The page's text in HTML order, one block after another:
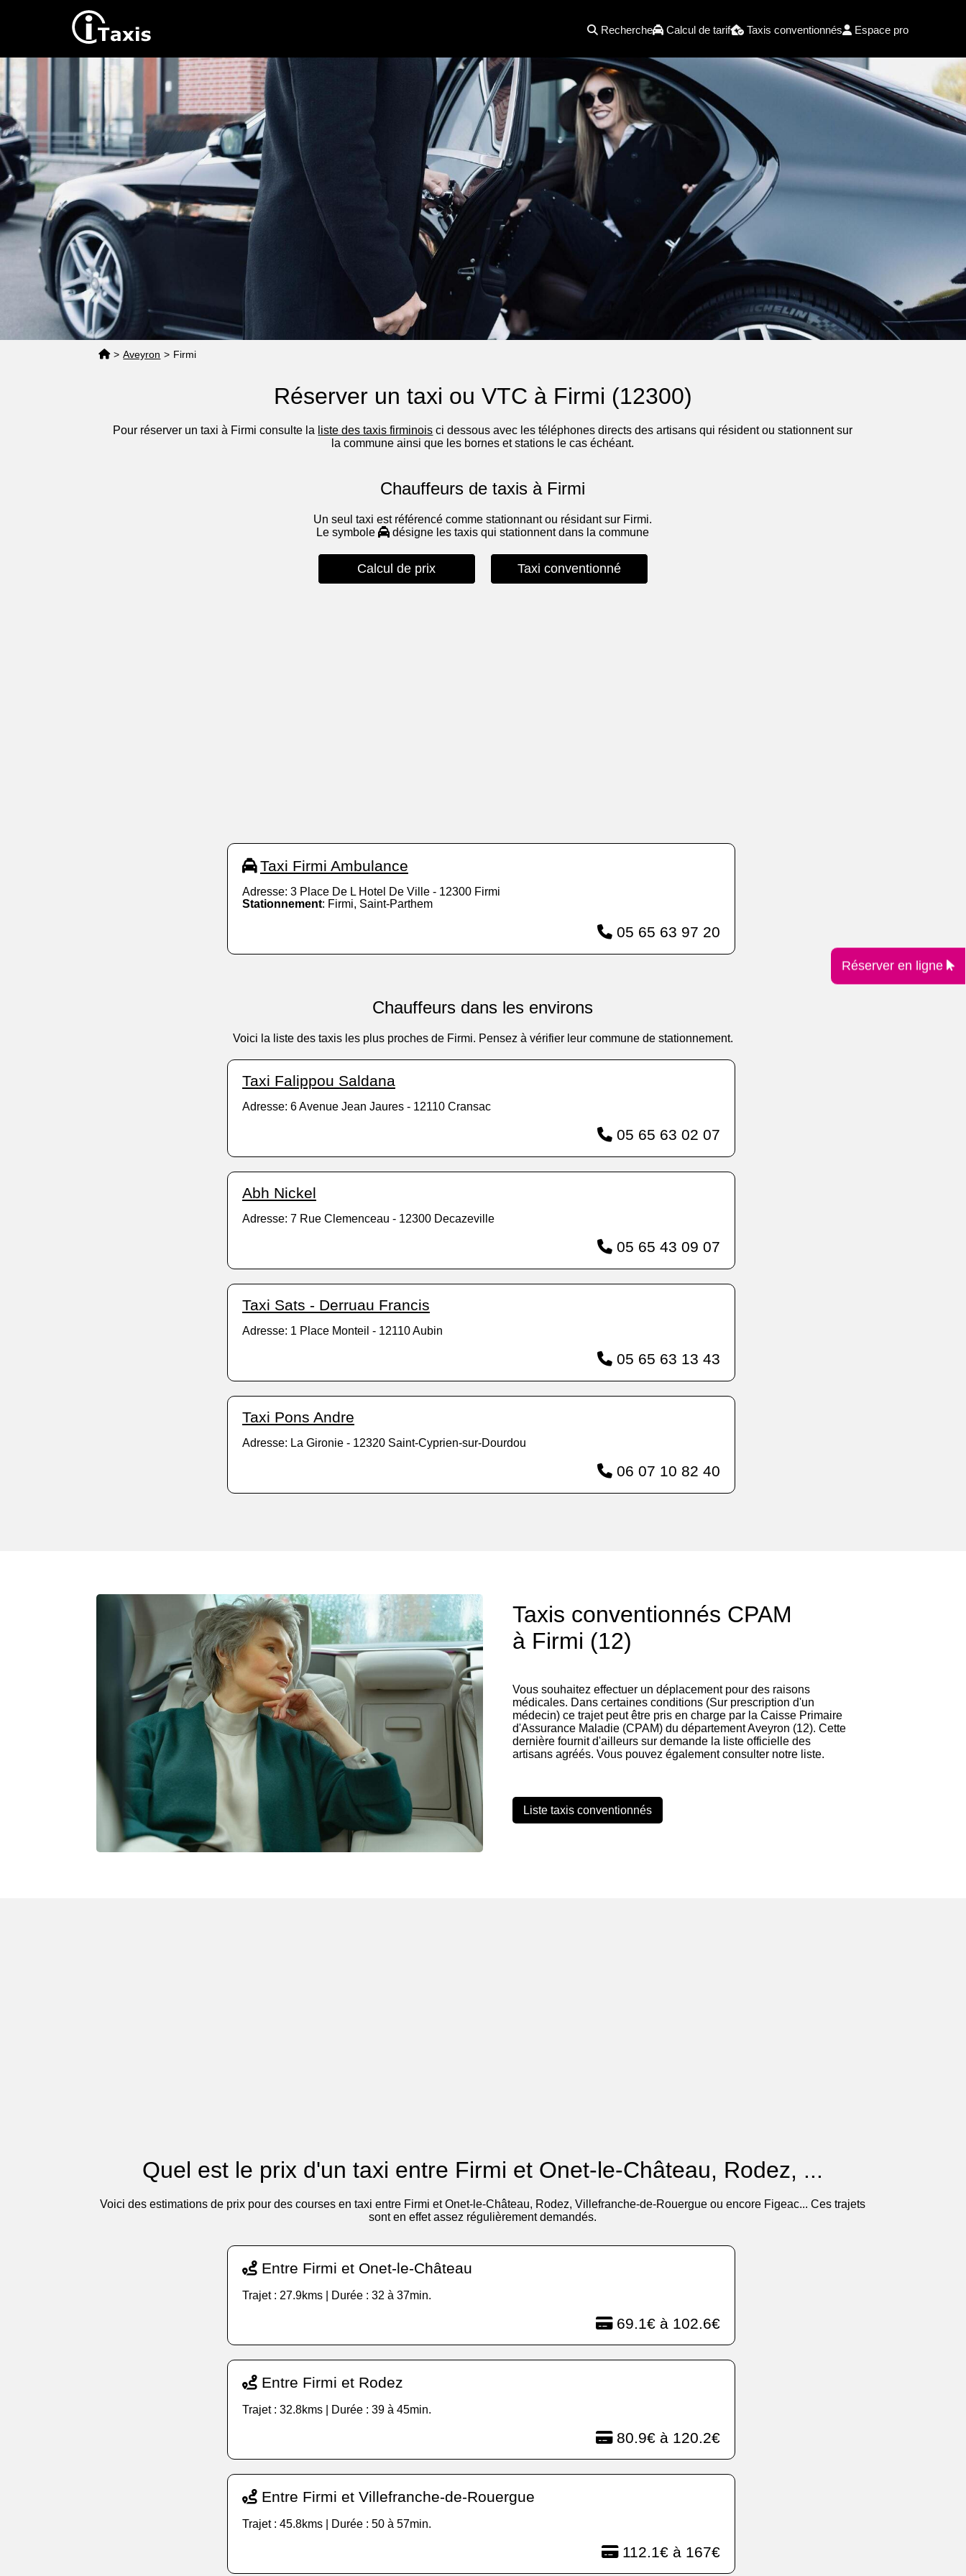
Recherche Calcul de tarif Taxis conventionnés Espace pro
> Aveyron > Firmi
Réserver un taxi ou VTC à Firmi (12300)
Pour réserver un taxi à Firmi consulte la liste des taxis firminois ci dessous avec les téléphones directs des artisans qui résident ou stationnent sur
la commune ainsi que les bornes et stations le cas échéant.
Chauffeurs de taxis à Firmi
Un seul taxi est référencé comme stationnant ou résidant sur Firmi.
Le symbole
désigne les taxis qui stationnent dans la commune
Calcul de prix Taxi conventionné
Taxi Firmi Ambulance
Adresse: 3 Place De L Hotel De Ville - 12300 Firmi
Stationnement: Firmi, Saint-Parthem
05 65 63 97 20
Chauffeurs dans les environs
Voici la liste des taxis les plus proches de Firmi. Pensez à vérifier leur commune de stationnement.
Taxi Falippou Saldana
Adresse: 6 Avenue Jean Jaures - 12110 Cransac
05 65 63 02 07
Abh Nickel
Adresse: 7 Rue Clemenceau - 12300 Decazeville
05 65 43 09 07
Taxi Sats - Derruau Francis
Adresse: 1 Place Monteil - 12110 Aubin
05 65 63 13 43
Taxi Pons Andre
Adresse: La Gironie - 12320 Saint-Cyprien-sur-Dourdou
06 07 10 82 40
Taxis conventionnés CPAM
à Firmi (12)
Vous souhaitez effectuer un déplacement pour des raisons
médicales. Dans certaines conditions (Sur prescription d'un
médecin) ce trajet peut être pris en charge par la Caisse Primaire
d'Assurance Maladie (CPAM) du département Aveyron (12). Cette
dernière fournit d'ailleurs sur demande la liste officielle des
artisans agréés. Vous pouvez également consulter notre liste.
Liste taxis conventionnés
Quel est le prix d'un taxi entre Firmi et Onet-le-Château, Rodez, ...
Voici des estimations de prix pour des courses en taxi entre Firmi et Onet-le-Château, Rodez, Villefranche-de-Rouergue ou encore Figeac... Ces trajets
sont en effet assez régulièrement demandés.
Entre Firmi et Onet-le-Château
Trajet : 27.9kms | Durée : 32 à 37min.
69.1€ à 102.6€
Entre Firmi et Rodez
Trajet : 32.8kms | Durée : 39 à 45min.
80.9€ à 120.2€
Entre Firmi et Villefranche-de-Rouergue
Trajet : 45.8kms | Durée : 50 à 57min.
112.1€ à 167€
Réserver en ligne